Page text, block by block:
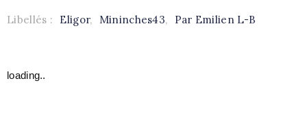
Libellés : Eligor, Mininches43, Par Emilien L-B
loading..